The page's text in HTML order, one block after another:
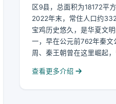
区9县，总面积为18172平
2022年末，常住人口约
宝鸡历史悠久，是华夏文
一，早在公元前762年秦文
周、秦王朝曾在这里崛起
查看更多介绍